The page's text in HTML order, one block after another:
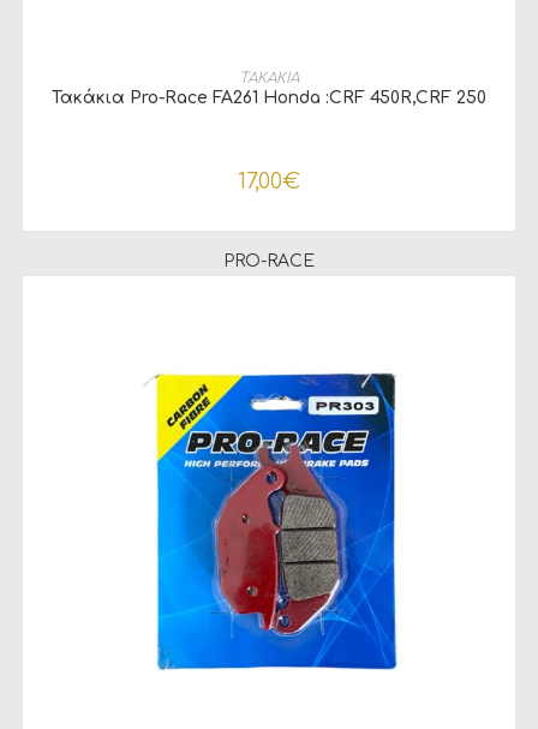
ΠΡΟΣΘΉΚΗ ΣΤΟ ΚΑΛΆΘΙ
ΤΑΚΑΚΙΑ
Τακάκια Pro-Race FA261 Honda :CRF 450R,CRF 250
17,00€
PRO-RACE